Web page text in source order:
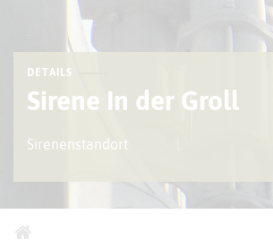
DETAILS
Sirene In der Groll
Sirenenstandort